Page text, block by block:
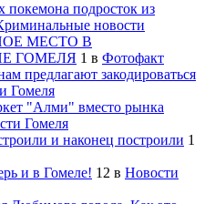
покемона подросток из
новости
МЕСТО В
ГОМЕЛЯ 1 в Фотофакт
предлагают закодироваться
Гомеля
"Алми" вместо рынка
Гомеля
и наконец построили 1
и в Гомеле! 12 в Новости